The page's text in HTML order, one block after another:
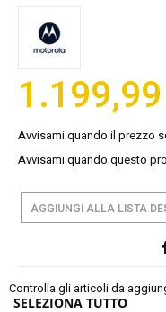
Avvisami quando il prezzo
Avvisami quando questo
AGGIUNGI ALLA LISTA
Controlla gli articoli da
SELEZIONA TUTTO